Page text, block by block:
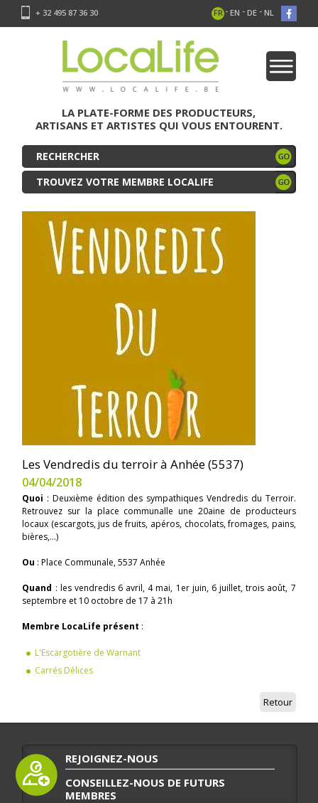
+ 32 495 87 36 30 FR - EN - DE - NL
LA PLATE-FORME DES PRODUCTEURS,
ARTISANS ET ARTISTES QUI VOUS ENTOURENT.
TROUVEZ VOTRE MEMBRE LOCALIFE
Les Vendredis du terroir à Anhée (5537)
04/04/2018
Quoi : Deuxième édition des sympathiques Vendredis du Terroir.
Retrouvez sur la place communalle une 20aine de producteurs
locaux (escargots, jus de fruits, apéros, chocolats, fromages, pains,
bières,...)
Ou : Place Communale, 5537 Anhée
Quand : les vendredis 6 avril, 4 mai, 1er juin, 6 juillet, trois août, 7
septembre et 10 octobre de 17 à 21h
Membre LocaLife présent :
L'Escargotière de Warnant
Carrés Délices
Retour
REJOIGNEZ-NOUS
CONSEILLEZ-NOUS DE FUTURS
MEMBRES